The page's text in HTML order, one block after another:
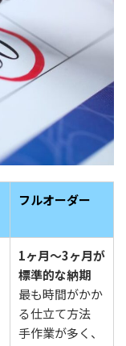
フルオーダー
1ヶ月～3ヶ月が
標準的な納期
最も時間がかか
る仕立て方法
手作業が多く、